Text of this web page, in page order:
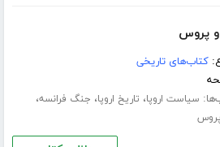
و پروس
کتاب‌های تاریخی
سیاست اروپا، تاریخ اروپا، جنگ فرانسه،